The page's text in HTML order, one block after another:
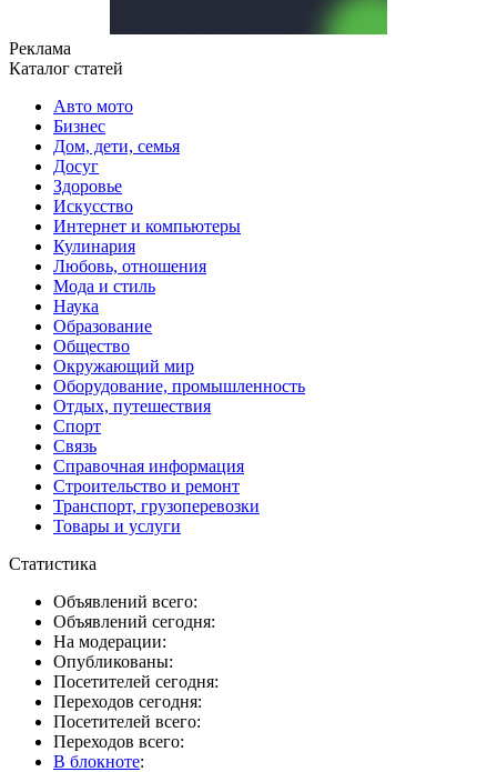
Реклама
Каталог статей
Авто мото
Бизнес
Дом, дети, семья
Досуг
Здоровье
Искусство
Интернет и компьютеры
Кулинария
Любовь, отношения
Мода и стиль
Наука
Образование
Общество
Окружающий мир
Оборудование, промышленность
Отдых, путешествия
Спорт
Связь
Справочная информация
Строительство и ремонт
Транспорт, грузоперевозки
Товары и услуги
Статистика
Объявлений всего:
Объявлений сегодня:
На модерации:
Опубликованы:
Посетителей сегодня:
Переходов сегодня:
Посетителей всего:
Переходов всего:
В блокноте: